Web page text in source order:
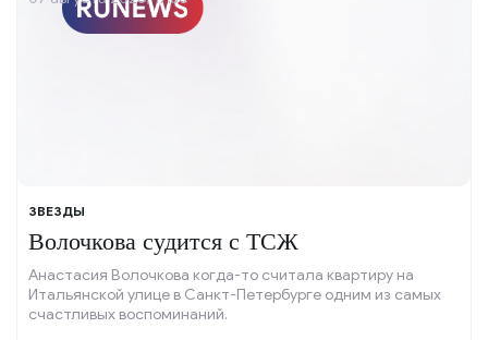
ЗВЕЗДЫ
Волочкова судится с ТСЖ
Анастасия Волочкова когда-то считала квартиру на
Итальянской улице в Санкт-Петербурге одним из самых
счастливых воспоминаний.